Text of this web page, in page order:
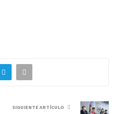
SIGUIENTE ARTÍCULO